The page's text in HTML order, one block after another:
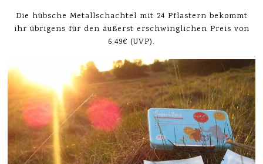
Die hübsche Metallschachtel mit 24 Pflastern bekommt
ihr übrigens für den äußerst erschwinglichen Preis von
6,49€ (UVP).